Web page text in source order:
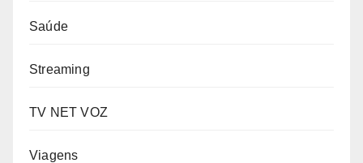
Saúde
Streaming
TV NET VOZ
Viagens